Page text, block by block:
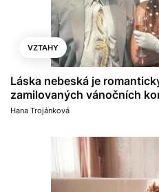
VZTAHY
Láska nebeská je
zamilovaných vánočních
Hana Trojánková